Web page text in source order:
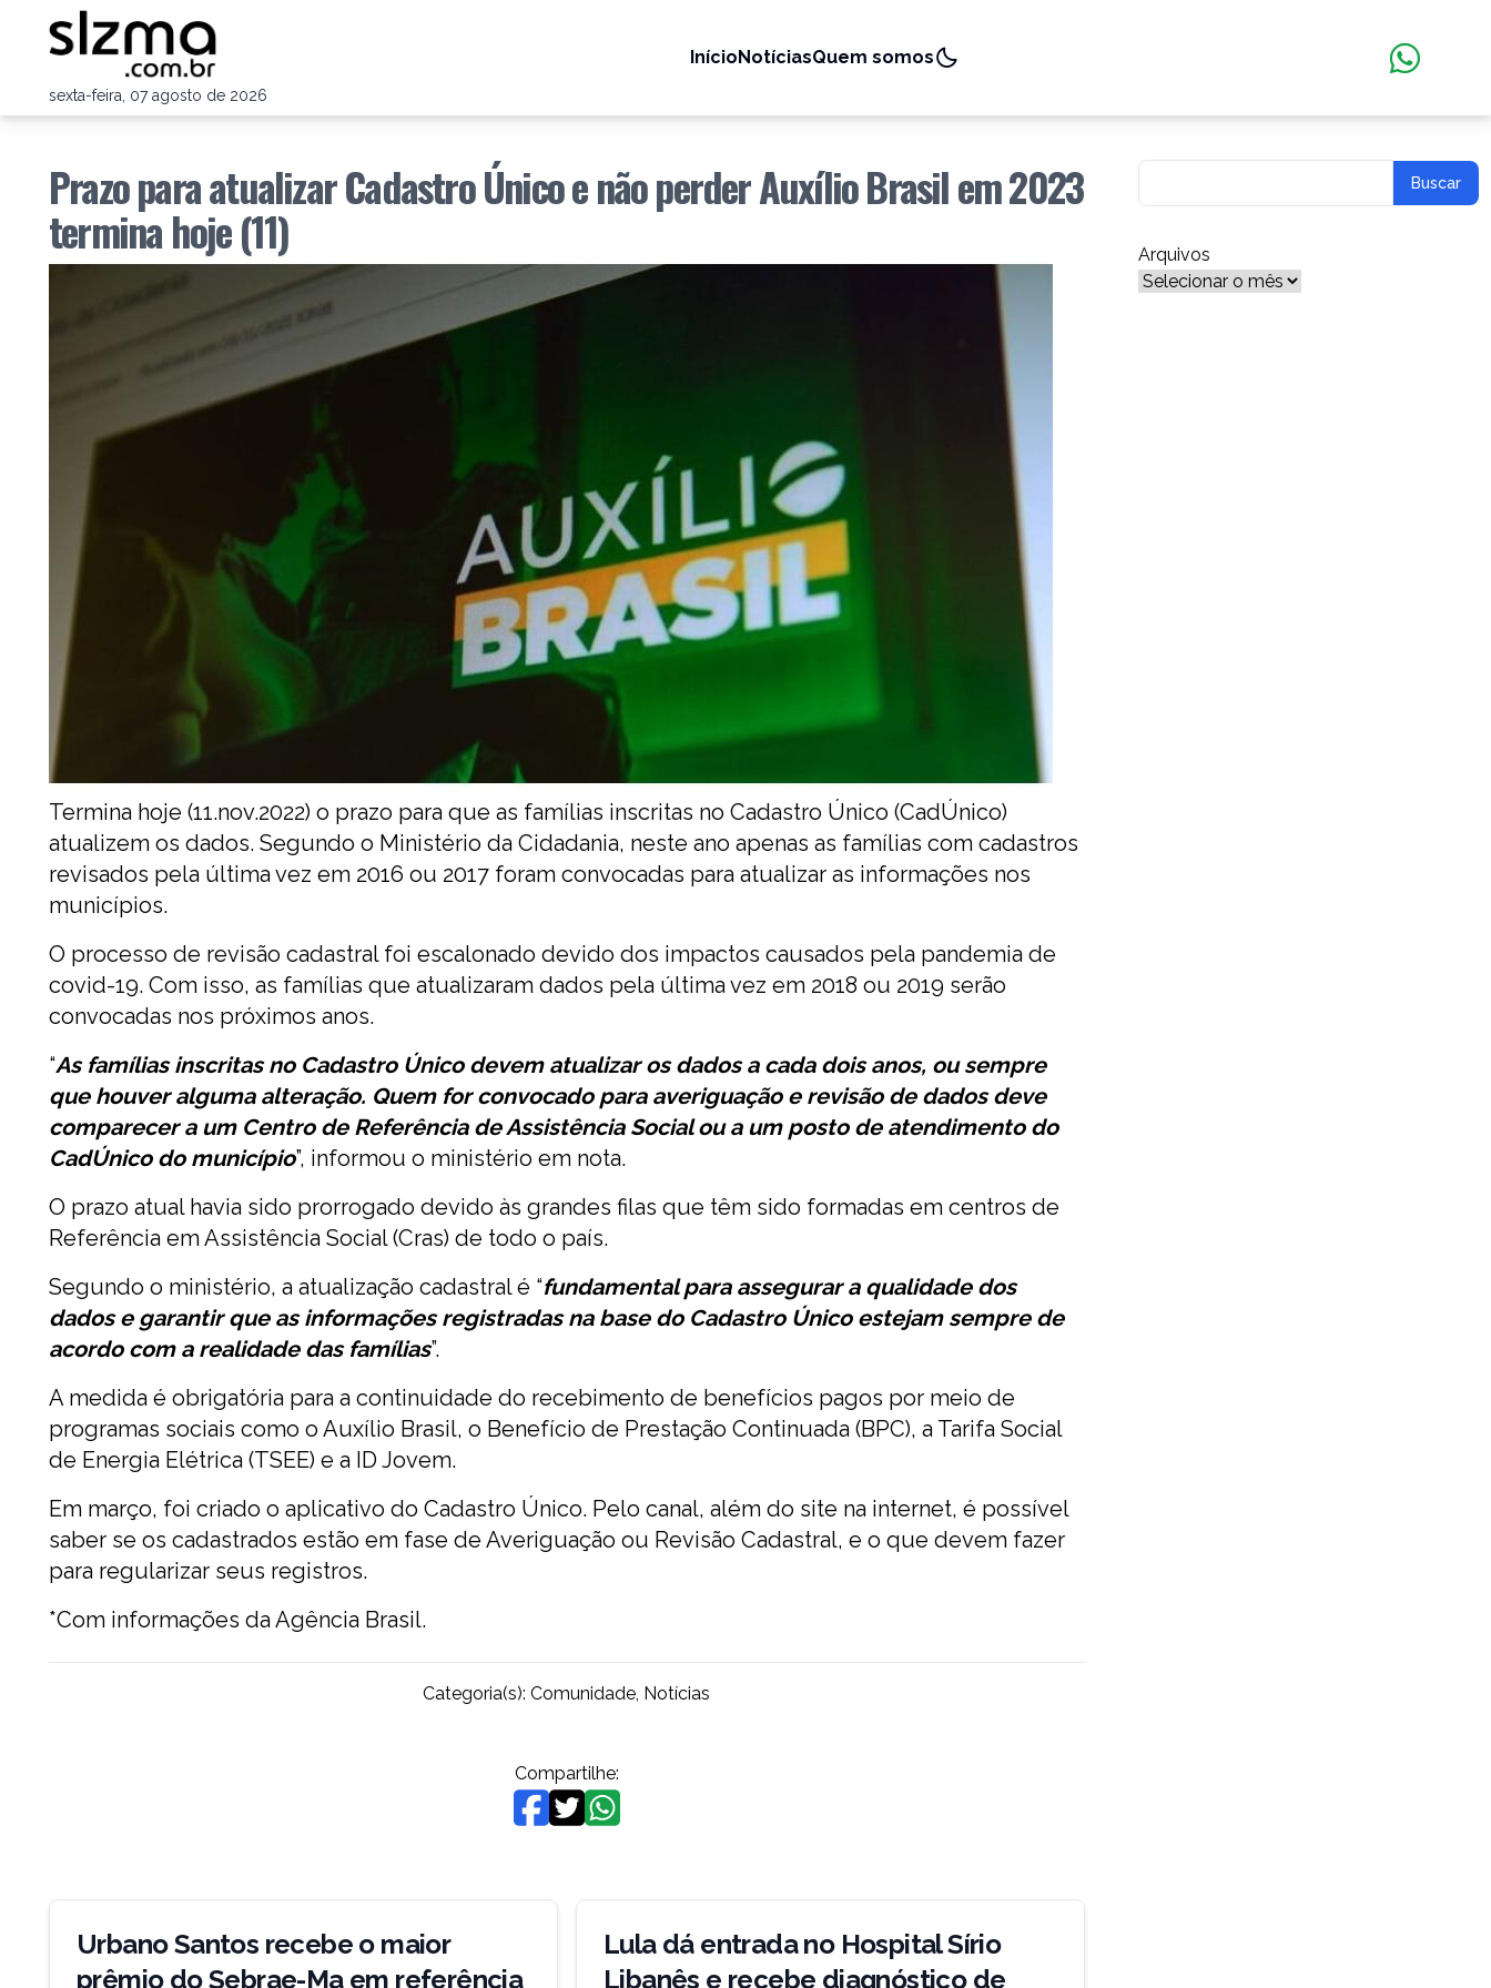
sexta-feira, 07 agosto de 2026
InícioNotíciasQuem somos
Prazo para atualizar Cadastro Único e não perder Auxílio Brasil em 2023
termina hoje (11)
Termina hoje (11.nov.2022) o prazo para que as famílias inscritas no Cadastro Único (CadÚnico)
atualizem os dados. Segundo o Ministério da Cidadania, neste ano apenas as famílias com cadastros
revisados pela última vez em 2016 ou 2017 foram convocadas para atualizar as informações nos
municípios.
O processo de revisão cadastral foi escalonado devido dos impactos causados pela pandemia de
covid-19. Com isso, as famílias que atualizaram dados pela última vez em 2018 ou 2019 serão
convocadas nos próximos anos.
“As famílias inscritas no Cadastro Único devem atualizar os dados a cada dois anos, ou sempre
que houver alguma alteração. Quem for convocado para averiguação e revisão de dados deve
comparecer a um Centro de Referência de Assistência Social ou a um posto de atendimento do
CadÚnico do município”, informou o ministério em nota.
O prazo atual havia sido prorrogado devido às grandes filas que têm sido formadas em centros de
Referência em Assistência Social (Cras) de todo o país.
Segundo o ministério, a atualização cadastral é “fundamental para assegurar a qualidade dos
dados e garantir que as informações registradas na base do Cadastro Único estejam sempre de
acordo com a realidade das famílias”.
A medida é obrigatória para a continuidade do recebimento de benefícios pagos por meio de
programas sociais como o Auxílio Brasil, o Benefício de Prestação Continuada (BPC), a Tarifa Social
de Energia Elétrica (TSEE) e a ID Jovem.
Em março, foi criado o aplicativo do Cadastro Único. Pelo canal, além do site na internet, é possível
saber se os cadastrados estão em fase de Averiguação ou Revisão Cadastral, e o que devem fazer
para regularizar seus registros.
*Com informações da Agência Brasil.
Categoria(s):Comunidade, Notícias
Compartilhe:
Navegação
Urbano Santos recebe o maior
prêmio do Sebrae-Ma em referência
Lula dá entrada no Hospital Sírio
Libanês e recebe diagnóstico de
Arquivos
Arquivos